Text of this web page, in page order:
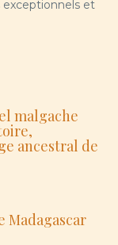
exceptionnels et
malgache
ancestral de
Madagascar